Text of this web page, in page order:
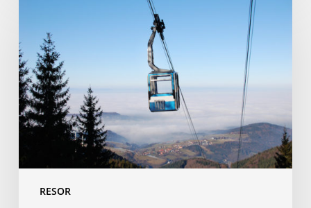
RESOR
göra
i
Freiburg
för
under